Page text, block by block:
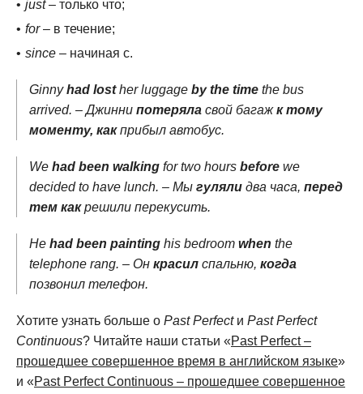
just– только что;
for– в течение;
since – начиная с.
Ginnyhad losther luggage by the time the bus
arrived. – Джинни потеряла свой багажк тому
моменту, какприбыл автобус.
We had been walking for two hours before we
decided to have lunch. – Мы гуляли два часа, перед
тем какрешили перекусить.
He had been painting his bedroom when the
telephone rang. – Он красил спальню, когда
позвонил телефон.
Хотите узнать больше о Past Perfectи Past Perfect
Continuous? Читайте наши статьи «Past Perfect –
прошедшее совершенное время в английском языке»
и «Past Perfect Continuous – прошедшее совершенное